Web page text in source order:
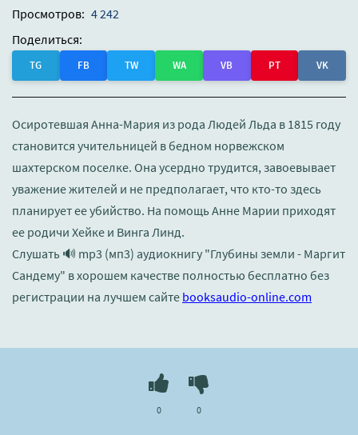
Просмотров: 4 242
Поделиться:
TG FB TW WA VB PT VK
Осиротевшая Анна-Мария из рода Людей Льда в 1815 году
становится учительницей в бедном норвежском
шахтерском поселке. Она усердно трудится, завоевывает
уважение жителей и не предполагает, что кто-то здесь
планирует ее убийство. На помощь Анне Марии приходят
ее родичи Хейке и Винга Линд.
Слушать 🔊 mp3 (мп3) аудиокнигу "Глубины земли - Маргит
Сандему" в хорошем качестве полностью бесплатно без
регистрации на лучшем сайте booksaudio-online.com
0 0